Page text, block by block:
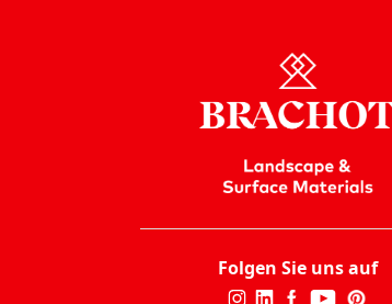
Folgen Sie uns auf